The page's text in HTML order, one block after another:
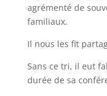
agrémenté de
familiaux.
Il nous les fit
Sans ce tri, il eut
durée de sa